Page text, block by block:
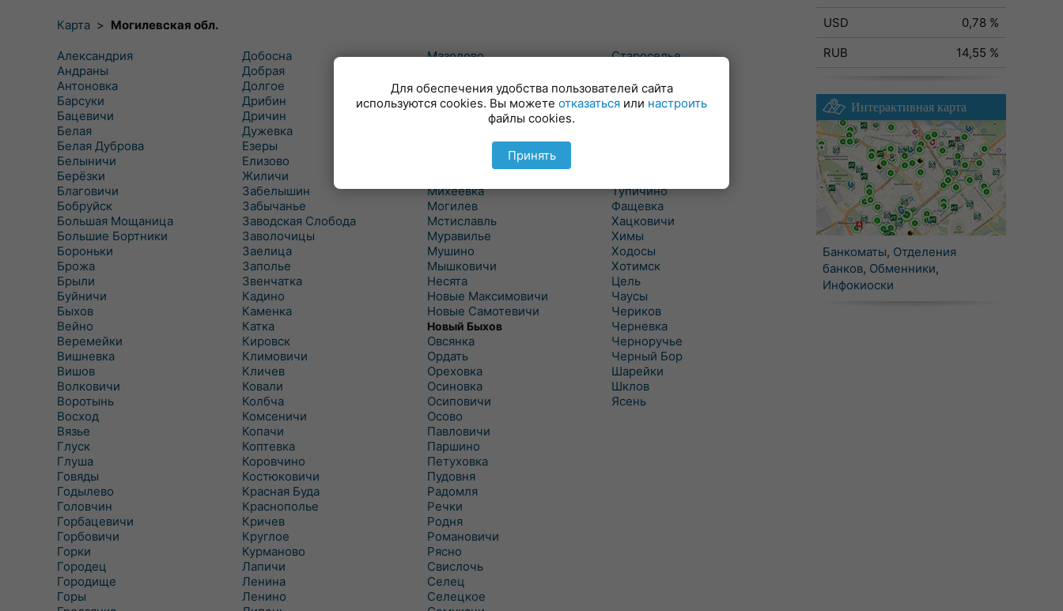
Карта > Могилевская обл.
Александрия
Андраны
Антоновка
Барсуки
Бацевичи
Белая
Белая Дуброва
Белыничи
Берёзки
Благовичи
Бобруйск
Большая Мощаница
Большие Бортники
Бороньки
Брожа
Брыли
Буйничи
Быхов
Вейно
Веремейки
Вишневка
Вишов
Волковичи
Воротынь
Восход
Вязье
Глуск
Глуша
Говяды
Годылево
Головчин
Горбацевичи
Горбовичи
Горки
Городец
Городище
Горы
Добосна
Добрая
Долгое
Дрибин
Дричин
Дужевка
Езеры
Елизово
Жиличи
Забелышин
Забычанье
Заводская Слобода
Заволочицы
Заелица
Заполье
Звенчатка
Кадино
Каменка
Катка
Кировск
Климовичи
Кличев
Ковали
Колбча
Комсеничи
Копачи
Коптевка
Коровчино
Костюковичи
Красная Буда
Краснополье
Кричев
Круглое
Курманово
Лапичи
Ленина
Ленино
Мазолово
Макеевичи
Малые Словени
Межисетки
Михеевка
Могилев
Мстиславль
Муравилье
Мушино
Мышковичи
Несята
Новые Максимовичи
Новые Самотевичи
Новый Быхов
Овсянка
Ордать
Ореховка
Осиновка
Осиповичи
Осово
Павловичи
Паршино
Петуховка
Пудовня
Радомля
Речки
Родня
Романовичи
Рясно
Свислочь
Селец
Селецкое
Староселье
Сухари
Татарка
Тупичино
Фащевка
Хацковичи
Химы
Ходосы
Хотимск
Цель
Чаусы
Чериков
Черневка
Черноручье
Черный Бор
Шарейки
Шклов
Ясень
USD
0,78 %
RUB
14,55 %
Интерактивная карта
Банкоматы, Отделения
банков, Обменники,
Инфокиоски
Для обеспечения удобства пользователей сайта
используются cookies. Вы можете отказаться или настроить
файлы cookies.
Принять